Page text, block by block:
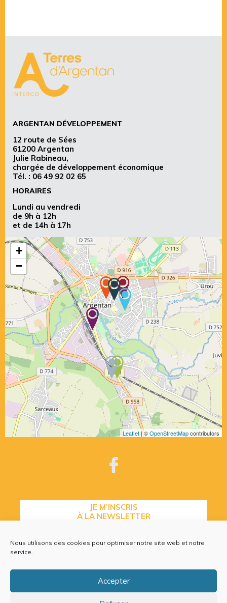
Nous utilisons des cookies pour optimiser notre site web et notre
service.
Accepter
ARGENTAN DÉVELOPPEMENT
12 route de Sées
61200 Argentan
Julie Rabineau,
chargée de développement économique
Tél. : 06 49 92 02 65
HORAIRES
Lundi au vendredi
de 9h à 12h
et de 14h à 17h
+
−
Leaflet | ©OpenStreetMapcontributors
JE M’INSCRIS
À LA NEWSLETTER